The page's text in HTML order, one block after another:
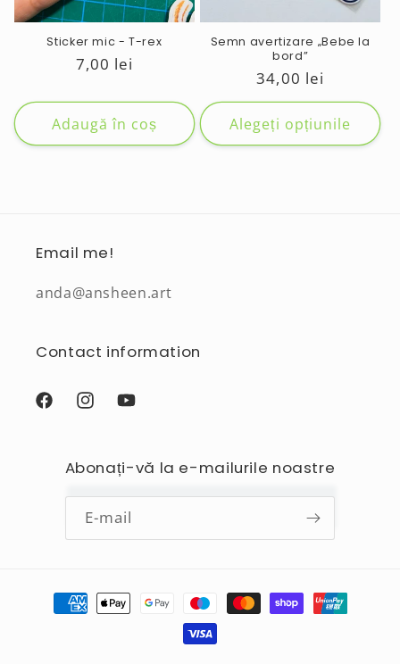
Sticker mic - T-rex
Preț
7,00 lei
Adaugă în coș
Semn avertizare „Bebe la
bord”
Preț
obișnuit
34,00 lei
Alegeți opțiunile
Email me!
anda@ansheen.art
Contact information
FacebookInstagramYouTube
Abonați-vă la e-mailurile noastre
E-mail
Metode